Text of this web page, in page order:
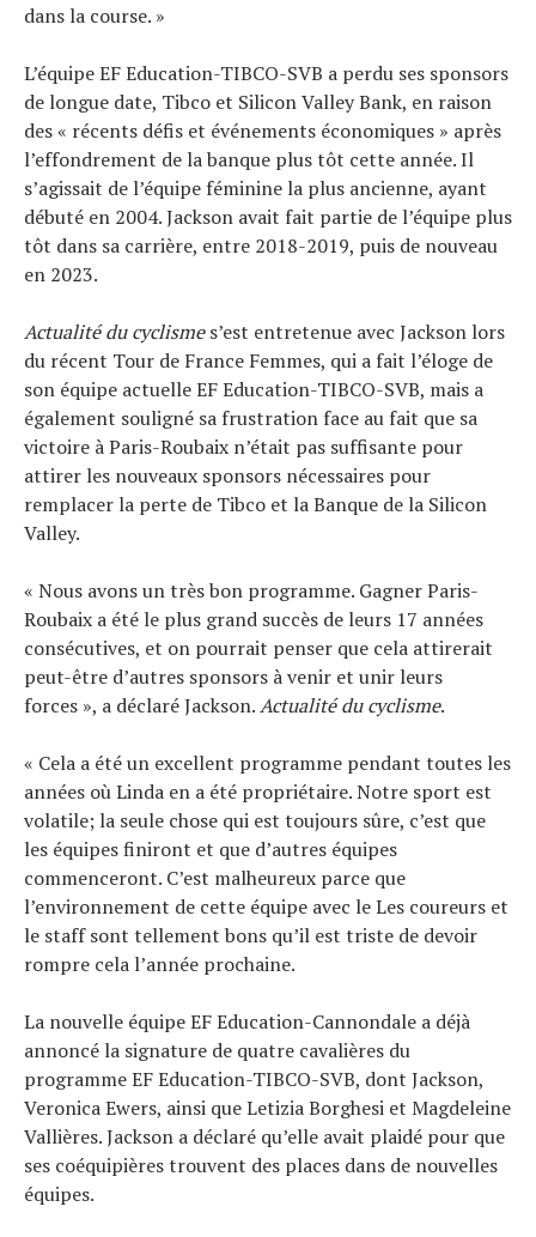
dans la course. »
L’équipe EF Education-TIBCO-SVB a perdu ses sponsors
de longue date, Tibco et Silicon Valley Bank, en raison
des « récents défis et événements économiques » après
l’effondrement de la banque plus tôt cette année. Il
s’agissait de l’équipe féminine la plus ancienne, ayant
débuté en 2004. Jackson avait fait partie de l’équipe plus
tôt dans sa carrière, entre 2018-2019, puis de nouveau
en 2023.
Actualité du cyclismes’est entretenue avec Jackson lors
du récent Tour de France Femmes, qui a fait l’éloge de
son équipe actuelle EF Education-TIBCO-SVB, mais a
également souligné sa frustration face au fait que sa
victoire à Paris-Roubaix n’était pas suffisante pour
attirer les nouveaux sponsors nécessaires pour
remplacer la perte de Tibco et la Banque de la Silicon
Valley.
« Nous avons un très bon programme. Gagner Paris-
Roubaix a été le plus grand succès de leurs 17 années
consécutives, et on pourrait penser que cela attirerait
peut-être d’autres sponsors à venir et unir leurs
forces », a déclaré Jackson.Actualité du cyclisme.
« Cela a été un excellent programme pendant toutes les
années où Linda en a été propriétaire. Notre sport est
volatile; la seule chose qui est toujours sûre, c’est que
les équipes finiront et que d’autres équipes
commenceront. C’est malheureux parce que
l’environnement de cette équipe avec le Les coureurs et
le staff sont tellement bons qu’il est triste de devoir
rompre cela l’année prochaine.
La nouvelle équipe EF Education-Cannondale a déjà
annoncé la signature de quatre cavalières du
programme EF Education-TIBCO-SVB, dont Jackson,
Veronica Ewers, ainsi que Letizia Borghesi et Magdeleine
Vallières. Jackson a déclaré qu’elle avait plaidé pour que
ses coéquipières trouvent des places dans de nouvelles
équipes.